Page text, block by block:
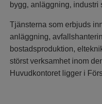
bygg, anläggning, industri
Tjänsterna som erbjuds
anläggning,
bostadsproduktion,
störst verksamhet inom
Huvudkontoret ligger i